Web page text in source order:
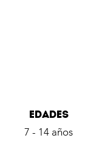
Edades
7 - 14 años